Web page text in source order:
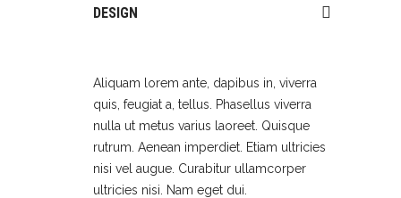
DESIGN
Aliquam lorem ante, dapibus in, viverra
quis, feugiat a, tellus. Phasellus viverra
nulla ut metus varius laoreet. Quisque
rutrum. Aenean imperdiet. Etiam ultricies
nisi vel augue. Curabitur ullamcorper
ultricies nisi. Nam eget dui.